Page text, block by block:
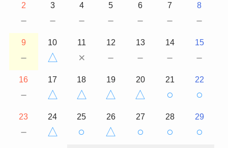
2
－
3
－
4
－
5
－
6
－
7
－
8
－
9
－
10
△
11
×
12
－
13
－
14
－
15
－
16
－
17
△
18
△
19
△
20
△
21
○
22
○
23
－
24
△
25
○
26
△
27
○
28
○
29
○